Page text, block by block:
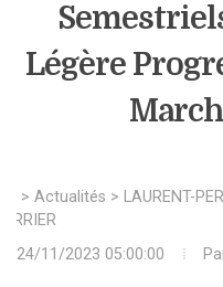
Légère
> Actualités > LAURENT-
24/11/2023 05:00:00